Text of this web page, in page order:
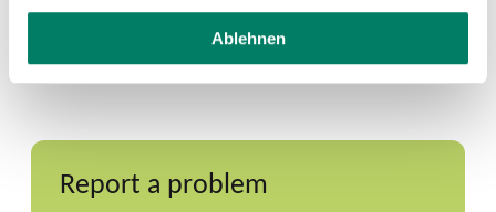
Ablehnen
Report a problem